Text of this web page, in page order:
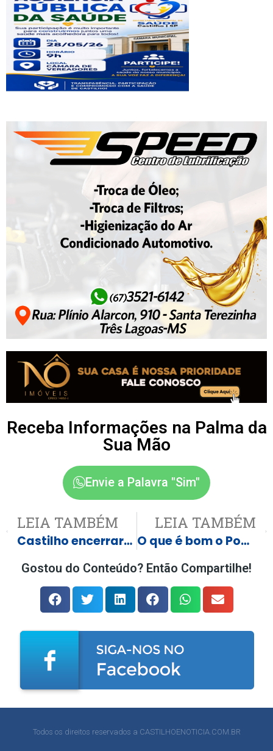
Receba Informações na Palma da
Sua Mão
Envie a Palavra "Sim"
LEIA TAMBÉM
Castilho encerrará campanha Maio Laranja com grande mobilização na Feirinha do Produtor
LEIA TAMBÉM
O que é bom o Povo pede Bis
Gostou do Conteúdo? Então Compartilhe!
Todos os direitos reservados a CASTILHOENOTICIA.COM.BR